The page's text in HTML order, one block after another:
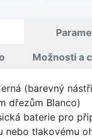
Možnosti a
(barevný
dřezům Blanco)
baterie pro
nebo tlakovému